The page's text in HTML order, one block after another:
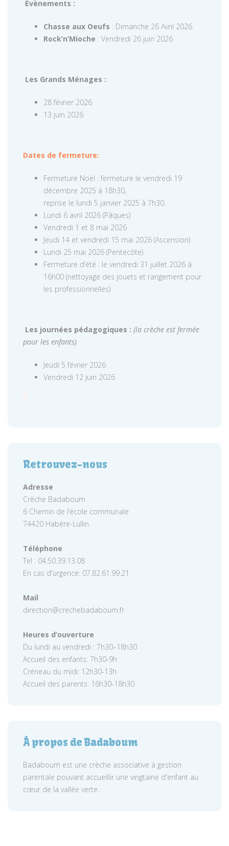
Évènements :
Chasse aux Oeufs : Dimanche 26 Avril 2026
Rock’n’Mioche : Vendredi 26 juin 2026
Les Grands Ménages :
28 février 2026
13 juin 2026
Dates de fermeture:
Fermeture Noël : fermeture le vendredi 19
décembre 2025 à 18h30,
reprise le lundi 5 janvier 2025 à 7h30.
Lundi 6 avril 2026 (Pâques)
Vendredi 1 et 8 mai 2026
Jeudi 14 et vendredi 15 mai 2026 (Ascension)
Lundi 25 mai 2026 (Pentecôte)
Fermeture d’été : le vendredi 31 juillet 2026 à
16h00 (nettoyage des jouets et rangement pour
les professionnelles)
Les journées pédagogiques : (la crèche est fermée
pour les enfants)
Jeudi 5 février 2026
Vendredi 12 juin 2026
Retrouvez-nous
Adresse
Crèche Badaboum
6 Chemin de l’école communale
74420 Habère-Lullin
Téléphone
Tel : 04.50.39.13.08
En cas d'urgence: 07.82.61.99.21
Mail
direction@crechebadaboum.fr
Heures d’ouverture
Du lundi au vendredi : 7h30–18h30
Accueil des enfants: 7h30-9h
Créneau du midi: 12h30-13h
Accueil des parents: 16h30-18h30
À propos de Badaboum
Badaboum est une crèche associative à gestion
parentale pouvant accueillir une vingtaine d'enfant au
cœur de la vallée verte.